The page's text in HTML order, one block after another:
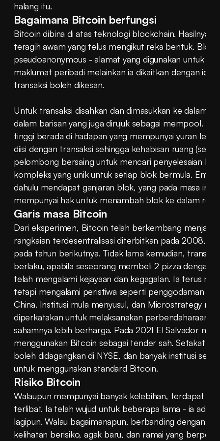
halang itu.
Bagaimana Bitcoin berfungsi
Bitcoin dibina di atas teknologi blockchain. Hasilnya,
teragih awam yang telus mengikut reka bentuk.
pseudoanonymous - alamat yang digunakan untuk
maklumat peribadi melainkan ia dikaitkan dengan
transaksi boleh dikesan.
Untuk transaksi disahkan dan dimasukkan ke dalam
dalam barisan yang juga dirujuk sebagai mempool.
tinggi berada di hadapan yang mempunyai yuran
diisi dengan transaksi sehingga kehabisan ruang
pelombong bersaing untuk mencari penyelesaian
kompleks yang unik untuk setiap blok bermula. Entiti
dahulu mendapat ganjaran blok, yang pada masa ini
mempunyai hak untuk menambah blok ke dalam
Garis masa Bitcoin
Dari eksperimen, Bitcoin telah berkembang menjadi
rangkaian terdesentralisasi diterbitkan pada 2008,
pada tahun berikutnya. Tidak lama kemudian,
berlaku, apabila seseorang membeli 2 pizza dengan
telah mengalami kejayaan dan kegagalan. Ia terus
tetapi mengalami peristiwa seperti penggodaman
China. Institusi mula menyusul, dan Microstrategy
diperkatakan untuk melaksanakan perbendaharaan
sahamnya lebih berharga. Pada 2021 El Salvador
menggunakan Bitcoin sebagai tender sah. Setakat
boleh didagangkan di NYSE, dan banyak institusi
untuk menggunakan standard Bitcoin.
Risiko Bitcoin
Walaupun mempunyai banyak kelebihan, terdapat
terlibat. Ia telah wujud untuk beberapa lama - ia
lagipun. Walau bagaimanapun, berbanding dengan
kelihatan berisiko, agak baru, dan ramai yang